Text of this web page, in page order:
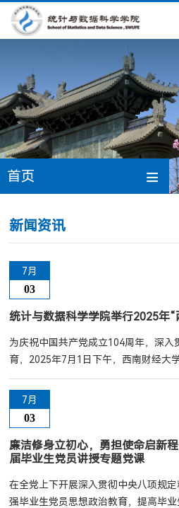
首页
新闻资讯
7月
03
统计与数据科学学院举行2025年
为庆祝中国共产党成立104周年，深入
育，2025年7月1日下午，西南财经大
楼1320会议室隆重举行“两优一先”表
组织、优秀共产党员、优秀党务工作者
先进集体负责人和优秀个人，新发展党
大会在庄严的国歌声中开始。学院党委
党员致以节日问候，向受到表彰先进
7月
03
廉洁修身立初心，勇担使命启新
届毕业生党员讲授专题党课
在全党上下开展深入贯彻中央八项规
强毕业生党员思想政治教育，提高毕业